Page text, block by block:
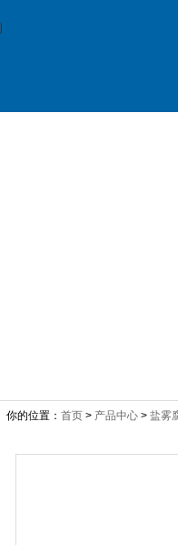
你的位置： 首页 > 产品中心 > 盐雾